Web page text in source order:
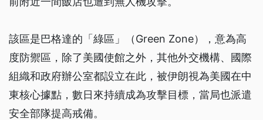
該區是巴格達的「綠區」（Green Zone），意為高
度防禦區，除了美國使館之外，其他外交機構、國際
組織和政府辦公室都設立在此，被伊朗視為美國在中
東核心據點，數日來持續成為攻擊目標，當局也派遣
安全部隊提高戒備。